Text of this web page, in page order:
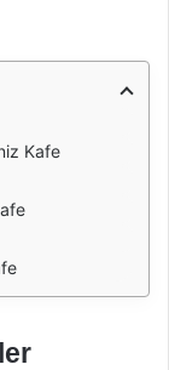
Kafe